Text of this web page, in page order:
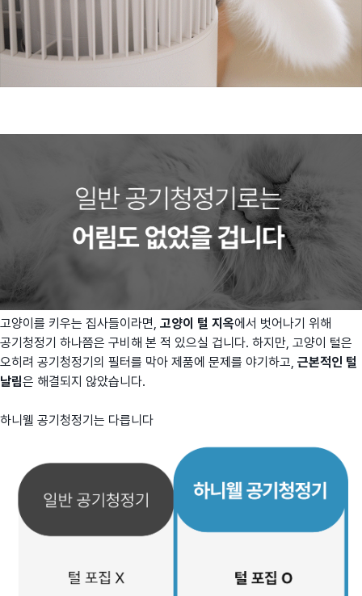
고양이를 키우는 집사들이라면, 고양이 털 지옥에서 벗어나기 위해
공기청정기 하나쯤은 구비해 본 적 있으실 겁니다. 하지만, 고양이 털은
오히려 공기청정기의 필터를 막아 제품에 문제를 야기하고, 근본적인 털
날림은 해결되지 않았습니다.
하니웰 공기청정기는 다릅니다